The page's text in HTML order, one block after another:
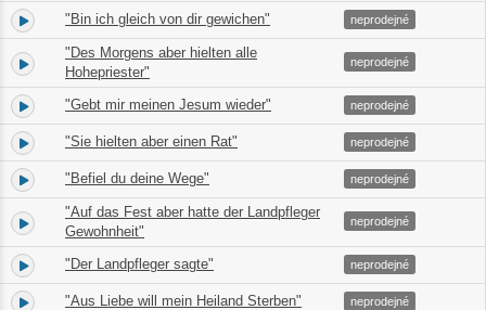
33. "Bin ich gleich von dir gewichen" 01:05
neprodejné
34.
"Des Morgens aber hielten alle
Hohepriester"
01:49
neprodejné
35. "Gebt mir meinen Jesum wieder" 03:02
neprodejné
36. "Sie hielten aber einen Rat" 02:22
neprodejné
37. "Befiel du deine Wege" 01:26
neprodejné
38.
"Auf das Fest aber hatte der Landpfleger
Gewohnheit"
03:20
neprodejné
39. "Der Landpfleger sagte" 01:24
neprodejné
40. "Aus Liebe will mein Heiland Sterben" 04:28
neprodejné